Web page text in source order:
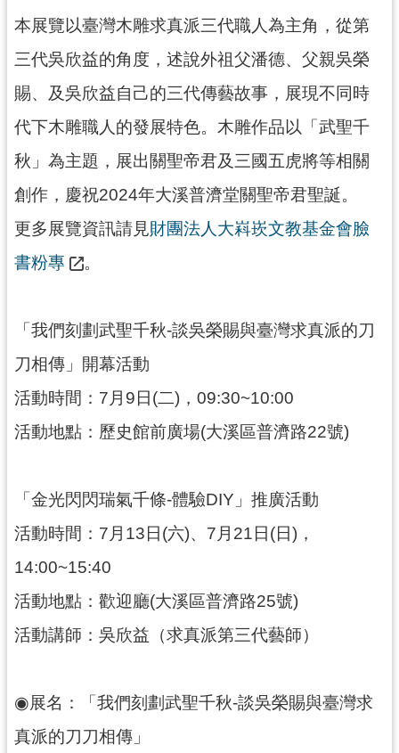
公
工
園
版
品
文
品
首
覽
市
信
箱
桃
園
府
E
本展覽以臺灣木雕求真派三代職人為主角，從第
三代吳欣益的角度，述說外祖父潘德、父親吳榮
賜、及吳欣益自己的三代傳藝故事，展現不同時
代下木雕職人的發展特色。木雕作品以「武聖千
秋」為主題，展出關聖帝君及三國五虎將等相關
創作，慶祝2024年大溪普濟堂關聖帝君聖誕。
更多展覽資訊請見財團法人大嵙崁文教基金會臉
書粉專
。
「我們刻劃武聖千秋-談吳榮賜與臺灣求真派的刀
刀相傳」開幕活動
活動時間：7月9日(二)，09:30~10:00
活動地點：歷史館前廣場(大溪區普濟路22號)
「金光閃閃瑞氣千條-體驗DIY」推廣活動
活動時間：7月13日(六)、7月21日(日)，
14:00~15:40
活動地點：歡迎廳(大溪區普濟路25號)
活動講師：吳欣益（求真派第三代藝師）
◉展名：「我們刻劃武聖千秋-談吳榮賜與臺灣求
真派的刀刀相傳」